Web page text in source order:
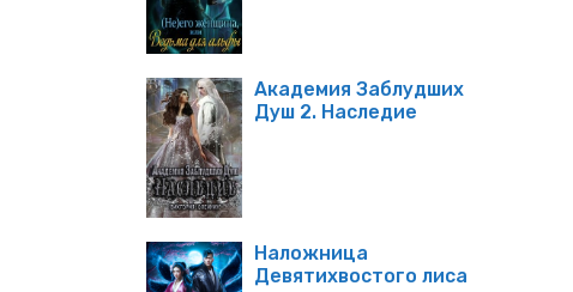
Академия Заблудших
Душ 2. Наследие
Наложница
Девятихвостого лиса